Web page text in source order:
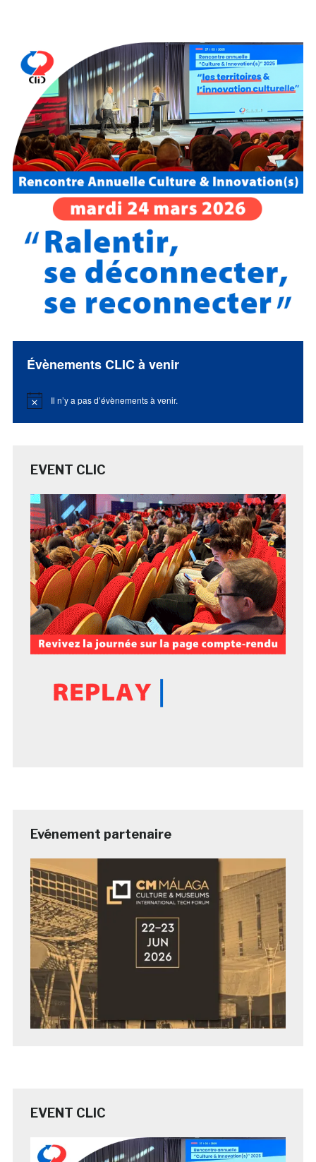
Évènements CLIC à venir
Notice Il n’y a pas d’évènements à venir.
EVENT CLIC
Evénement partenaire
EVENT CLIC